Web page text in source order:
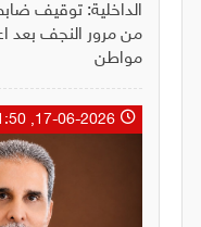
الداخلية: توقيف
من مرور النجف بعد
مواطن